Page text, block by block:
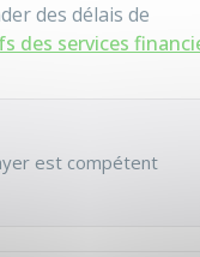
des délais de
des services
est compétent